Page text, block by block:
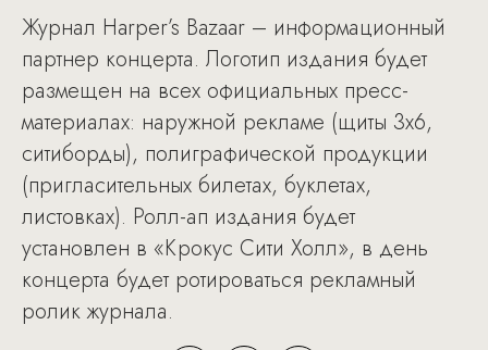
Журнал Harper’s Bazaar – информационный
партнер концерта. Логотип издания будет
размещен на всех официальных пресс-
материалах: наружной рекламе (щиты 3х6,
ситиборды), полиграфической продукции
(пригласительных билетах, буклетах,
листовках). Ролл-ап издания будет
установлен в «Крокус Сити Холл», в день
концерта будет ротироваться рекламный
ролик журнала.